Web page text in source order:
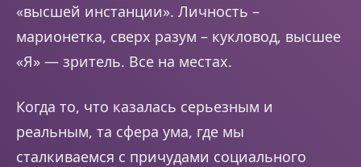
«высшей инстанции». Личность –
марионетка, сверх разум – кукловод, высшее
«Я» — зритель. Все на местах.
Когда то, что казалась серьезным и
реальным, та сфера ума, где мы
сталкиваемся с причудами социального